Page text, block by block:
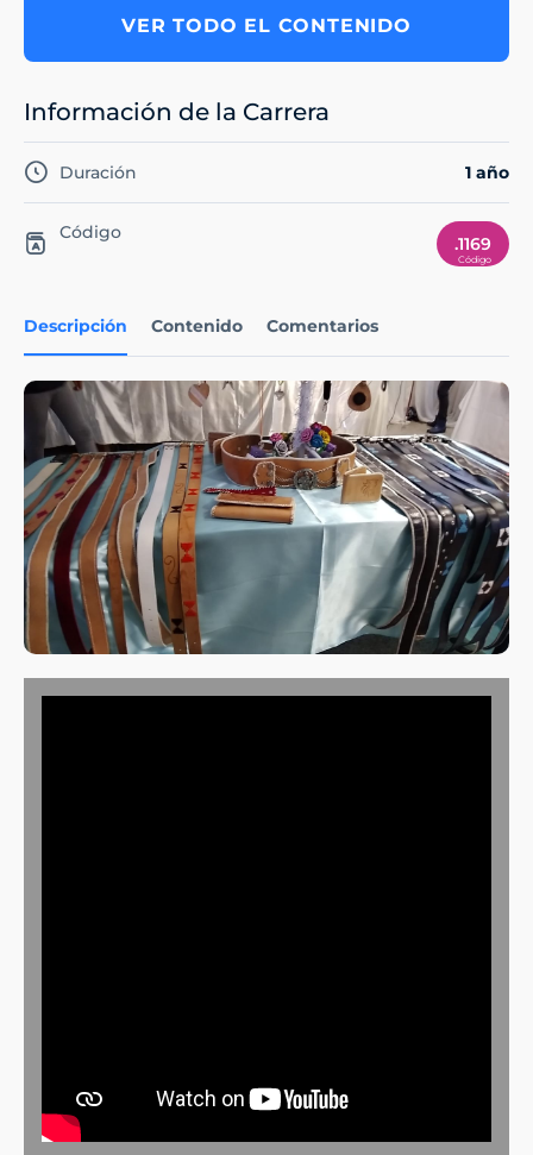
Descripción Contenido Comentarios
VER TODO EL CONTENIDO
Información de la Carrera
Duración 1 año
Código
.1169